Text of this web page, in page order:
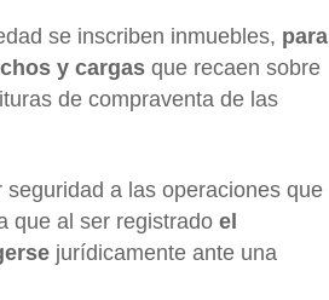
se inscriben inmuebles, para
y cargas que recaen sobre
de compraventa de las
a las operaciones que
que al ser registradoel
jurídicamente ante una